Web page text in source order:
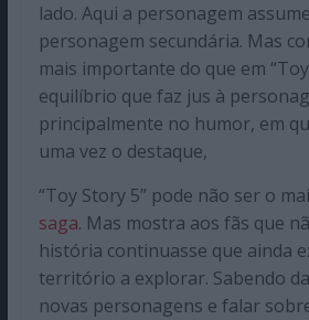
lado. Aqui a personagem
personagem secundária. Mas
mais importante do que em
equilíbrio que faz jus à
principalmente no humor, em
uma vez o destaque,
“Toy Story 5” pode não ser o
saga. Mas mostra aos fãs que
história continuasse que ainda
território a explorar. Sabendo
novas personagens e falar